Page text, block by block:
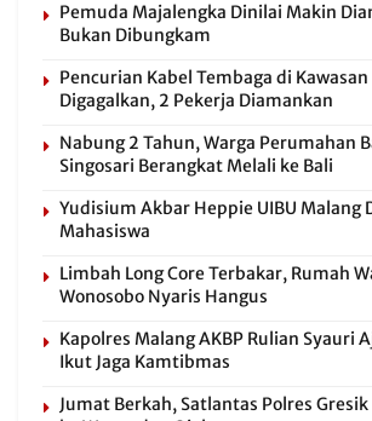
Pemuda Majalengka Dinilai Makin
Bukan Dibungkam
Pencurian Kabel Tembaga di
Digagalkan, 2 Pekerja Diamankan
Nabung 2 Tahun, Warga Perumahan
Singosari Berangkat Melali ke Bali
Yudisium Akbar Heppie UIBU Malang
Mahasiswa
Limbah Long Core Terbakar, Rumah
Wonosobo Nyaris Hangus
Kapolres Malang AKBP Rulian Syauri
Ikut Jaga Kamtibmas
Jumat Berkah, Satlantas Polres